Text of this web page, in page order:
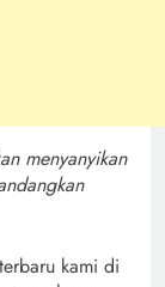
menyanyikan
kami di